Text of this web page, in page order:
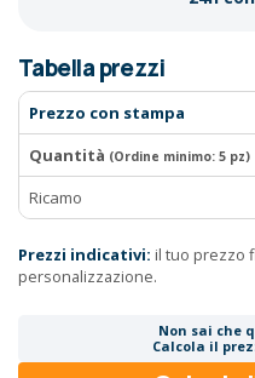
Tabella prezzi
Prezzo con stampa
Quantità (Ordine minimo: 5 pz)
Ricamo
Prezzi indicativi: il tuo prezzo
personalizzazione.
Non sai che
Calcola il